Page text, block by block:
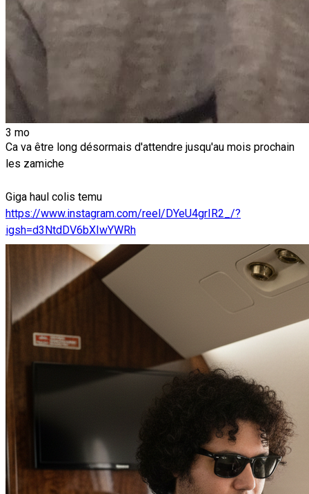
3 mo
Ca va être long désormais d'attendre jusqu'au mois prochain
les zamiche
Giga haul colis temu
https://www.instagram.com/reel/DYeU4grIR2_/?
igsh=d3NtdDV6bXIwYWRh